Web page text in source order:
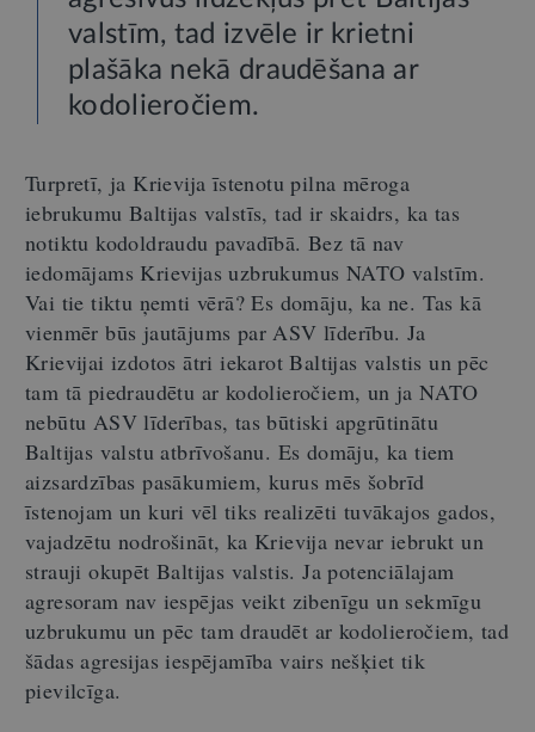
valstīm, tad izvēle ir krietni
plašāka nekā draudēšana ar
kodolieročiem.
Turpretī, ja Krievija īstenotu pilna mēroga
iebrukumu Baltijas valstīs, tad ir skaidrs, ka tas
notiktu kodoldraudu pavadībā. Bez tā nav
iedomājams Krievijas uzbrukumus NATO valstīm.
Vai tie tiktu ņemti vērā? Es domāju, ka ne. Tas kā
vienmēr būs jautājums par ASV līderību. Ja
Krievijai izdotos ātri iekarot Baltijas valstis un pēc
tam tā piedraudētu ar kodolieročiem, un ja NATO
nebūtu ASV līderības, tas būtiski apgrūtinātu
Baltijas valstu atbrīvošanu. Es domāju, ka tiem
aizsardzības pasākumiem, kurus mēs šobrīd
īstenojam un kuri vēl tiks realizēti tuvākajos gados,
vajadzētu nodrošināt, ka Krievija nevar iebrukt un
strauji okupēt Baltijas valstis. Ja potenciālajam
agresoram nav iespējas veikt zibenīgu un sekmīgu
uzbrukumu un pēc tam draudēt ar kodolieročiem, tad
šādas agresijas iespējamība vairs nešķiet tik
pievilcīga.